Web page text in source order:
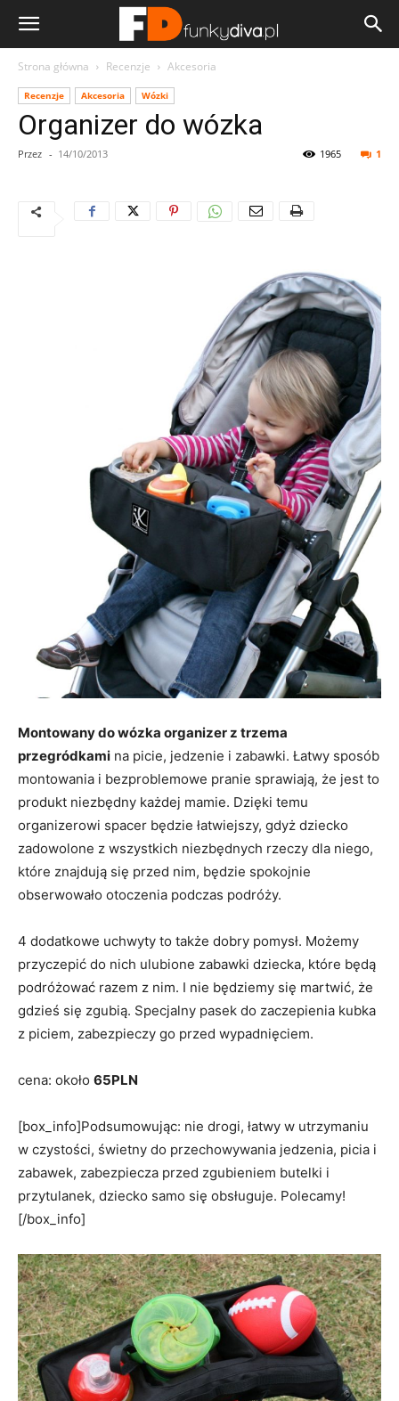
Strona główna Recenzje Akcesoria
Recenzje Akcesoria Wózki
Organizer do wózka
Przez - 14/10/2013 1
1965
Montowany do wózka organizer z trzema
przegródkami na picie, jedzenie i zabawki. Łatwy sposób
montowania i bezproblemowe pranie sprawiają, że jest to
produkt niezbędny każdej mamie. Dzięki temu
organizerowi spacer będzie łatwiejszy, gdyż dziecko
zadowolone z wszystkich niezbędnych rzeczy dla niego,
które znajdują się przed nim, będzie spokojnie
obserwowało otoczenia podczas podróży.
4 dodatkowe uchwyty to także dobry pomysł. Możemy
przyczepić do nich ulubione zabawki dziecka, które będą
podróżować razem z nim. I nie będziemy się martwić, że
gdzieś się zgubią. Specjalny pasek do zaczepienia kubka
z piciem, zabezpieczy go przed wypadnięciem.
cena: około 65PLN
[box_info]Podsumowując: nie drogi, łatwy w utrzymaniu
w czystości, świetny do przechowywania jedzenia, picia i
zabawek, zabezpiecza przed zgubieniem butelki i
przytulanek, dziecko samo się obsługuje. Polecamy!
[/box_info]